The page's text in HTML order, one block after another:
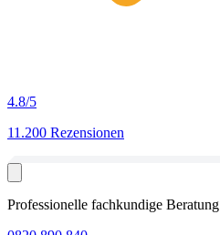
4.8/5
11.200 Rezensionen
Professionelle fachkundige Beratung